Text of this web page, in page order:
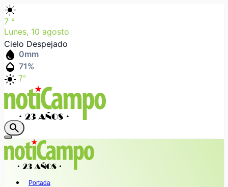
light_mode
7 °
Lunes, 10 agosto
Cielo Despejado
water_drop 0mm
humidity_mid 71%
light_mode 7°
search
Portada